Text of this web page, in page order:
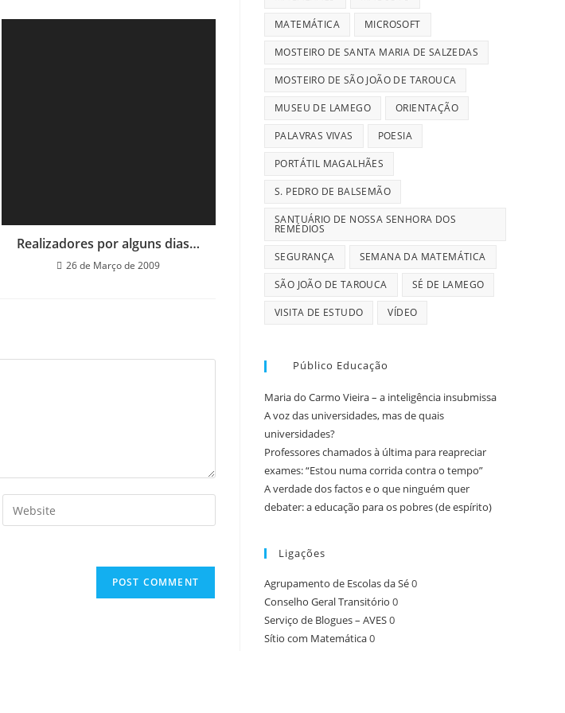
Realizadores por alguns dias…
26 de Março de 2009
Enter
your
MATEMÁTICA MICROSOFT
MOSTEIRO DE SANTA MARIA DE SALZEDAS
MOSTEIRO DE SÃO JOÃO DE TAROUCA
MUSEU DE LAMEGO ORIENTAÇÃO
PALAVRAS VIVAS POESIA
PORTÁTIL MAGALHÃES
S. PEDRO DE BALSEMÃO
SANTUÁRIO DE NOSSA SENHORA DOS
REMÉDIOS
SEGURANÇA SEMANA DA MATEMÁTICA
SÃO JOÃO DE TAROUCA SÉ DE LAMEGO
VISITA DE ESTUDO VÍDEO
Público Educação
Maria do Carmo Vieira – a inteligência insubmissa
A voz das universidades, mas de quais
universidades?
Professores chamados à última para reapreciar
exames: “Estou numa corrida contra o tempo”
A verdade dos factos e o que ninguém quer
debater: a educação para os pobres (de espírito)
Ligações
Agrupamento de Escolas da Sé0
Conselho Geral Transitório 0
Serviço de Blogues – AVES0
Sítio com Matemática0